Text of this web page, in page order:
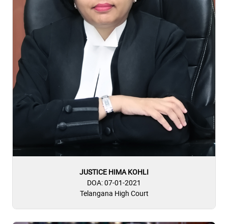
JUSTICE HIMA KOHLI
DOA: 07-01-2021
Telangana High Court